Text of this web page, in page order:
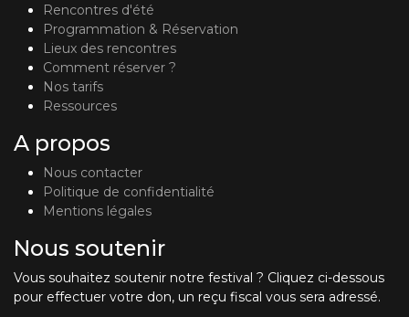
Rencontres d'été
Programmation & Réservation
Lieux des rencontres
Comment réserver ?
Nos tarifs
Ressources
A propos
Nous contacter
Politique de confidentialité
Mentions légales
Nous soutenir
Vous souhaitez soutenir notre festival ? Cliquez ci-dessous
pour effectuer votre don, un reçu fiscal vous sera adressé.